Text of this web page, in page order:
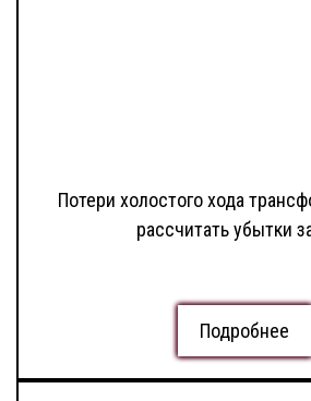
Потери холостого хода
рассчитать убытки
Подробнее